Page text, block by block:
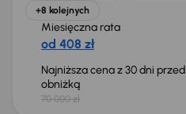
+8 kolejnych
Miesięczna rata
od 408 zł
Najniższa cena z 30 dni przed
obniżką
70 000 zł
Taniej o 1 000 zł